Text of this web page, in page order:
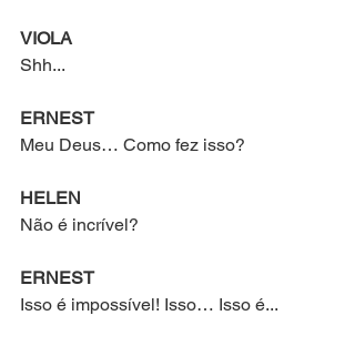
VIOLA
Shh...
ERNEST
Meu Deus… Como fez isso?
HELEN
Não é incrível?
ERNEST
Isso é impossível! Isso… Isso é...